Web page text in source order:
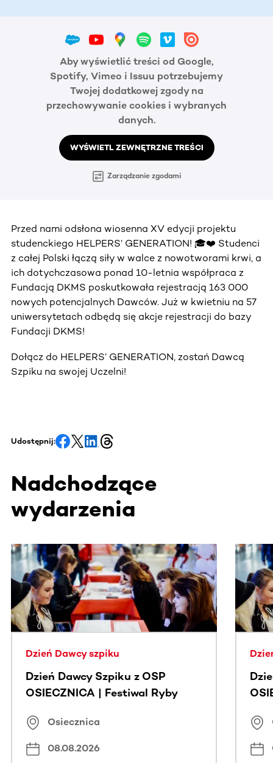
Aby wyświetlić treści od Google,
Spotify, Vimeo i Issuu potrzebujemy
Twojej dodatkowej zgody na
przechowywanie cookies i wybranych
danych.
WYŚWIETL ZEWNĘTRZNE TREŚCI
Zarządzanie zgodami
Przed nami odsłona wiosenna XV edycji projektu
studenckiego HELPERS’ GENERATION! 🎓❤️ Studenci
z całej Polski łączą siły w walce z nowotworami krwi, a
ich dotychczasowa ponad 10-letnia współpraca z
Fundacją DKMS poskutkowała rejestracją 163 000
nowych potencjalnych Dawców. Już w kwietniu na 57
uniwersytetach odbędą się akcje rejestracji do bazy
Fundacji DKMS!
Dołącz do HELPERS’ GENERATION, zostań Dawcą
Szpiku na swojej Uczelni!
Udostępnij:
Nadchodzące
wydarzenia
Ta sekcja zawiera treści przewijane w poziomie. Użyj
Dzień Dawcy szpiku
Dzień Dawcy Szpiku z OSP
OSIECZNICA | Festiwal Ryby
Osiecznica
08.08.2026